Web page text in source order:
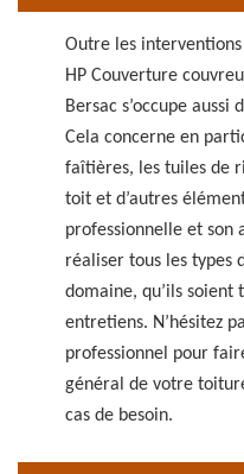
Outre les
HP Couverture
Bersac s’occupe
Cela concerne en
faîtières, les tuiles de
toit et d’autres
professionnelle et son
réaliser tous les types
domaine, qu’ils soient
entretiens. N’hésitez
professionnel pour
général de votre
cas de besoin.